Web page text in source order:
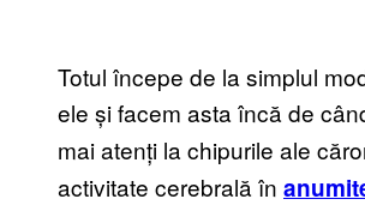
Totul începe de la simplul
ele și facem asta încă de
mai atenți la chipurile ale
activitate cerebrală în